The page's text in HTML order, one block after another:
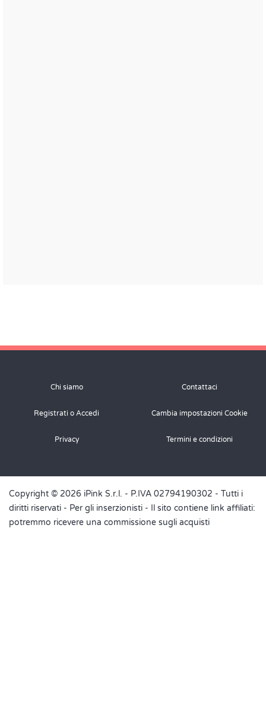
Chi siamo Contattaci
Registrati o Accedi Cambia impostazioni Cookie
Privacy Termini e condizioni
Copyright © 2026 iPink S.r.l. - P.IVA 02794190302 - Tutti i
diritti riservati - Per gli inserzionisti - Il sito contiene link affiliati:
potremmo ricevere una commissione sugli acquisti